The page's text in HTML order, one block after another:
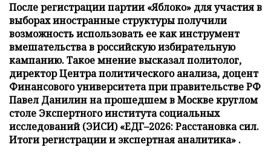
После регистрации партии «Яблоко» для участия в
выборах иностранные структуры получили
возможность использовать ее как инструмент
вмешательства в российскую избирательную
кампанию. Такое мнение высказал политолог,
директор Центра политического анализа, доцент
Финансового университета при правительстве РФ
Павел Данилин на прошедшем в Москве круглом
столе Экспертного института социальных
исследований (ЭИСИ) «ЕДГ–2026: Расстановка сил.
Итоги регистрации и экспертная аналитика» .